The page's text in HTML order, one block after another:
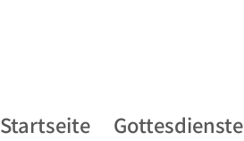
Startseite Gottesdienste